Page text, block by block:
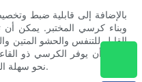
بالإضافة إلى قابلية ضبط
وبناء كرسي المختبر. يمكن أن
القابل للتنفس والحشو المتين
يمكن أن يوفر الكرسي ذو
نحو سهلة التنقل وسهولة الوصول في بيئة مختبرية.